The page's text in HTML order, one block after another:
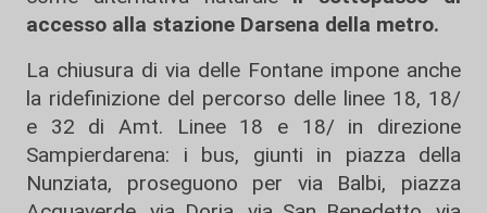
accesso alla stazione Darsena della metro.
La chiusura di via delle Fontane impone anche
la ridefinizione del percorso delle linee 18, 18/
e 32 di Amt. Linee 18 e 18/ in direzione
Sampierdarena: i bus, giunti in piazza della
Nunziata, proseguono per via Balbi, piazza